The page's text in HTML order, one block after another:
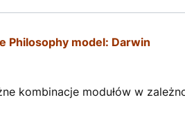
Philosophy model: Darwin
kombinacje modułów w